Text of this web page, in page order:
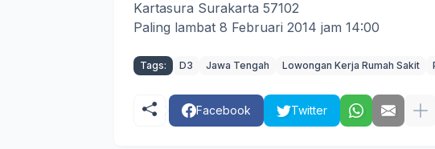
Kartasura Surakarta 57102
Paling lambat 8 Februari 2014 jam 14:00
Tags: D3 Jawa Tengah Lowongan Kerja Rumah Sakit
Facebook Twitter